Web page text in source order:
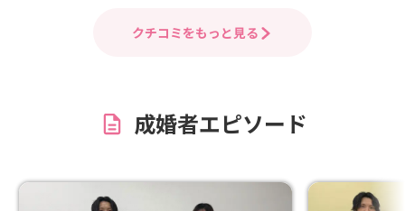
ず、温かく背中を押して下さるアドバイ
クチコミをもっと見る
成婚者エピソード